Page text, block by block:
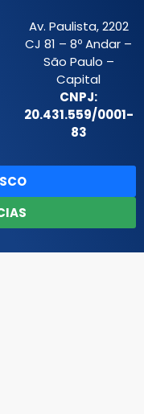
Av. Paulista, 2202
CJ 81 – 8º Andar –
São Paulo –
Capital
CNPJ:
20.431.559/0001-
83